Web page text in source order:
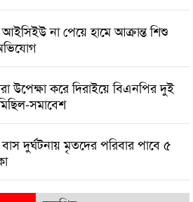
আইসিইউ না পেয়ে হামে আক্রান্ত শিশু
উপেক্ষা করে দিরাইয়ে বিএনপির দুই
সমাবেশ
দুর্ঘটনায় মৃতদের পরিবার পাবে ৫